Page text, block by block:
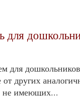
для
для
других
не имеющих...